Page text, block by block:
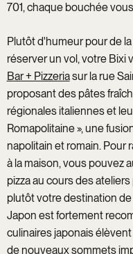
701, chaque bouchée
Plutôt d'humeur pour de
réserver un vol, votre Bixi
Bar + Pizzeriasur la rue
proposant des pâtes
régionales italiennes et
Romapolitaine », une
napolitain et romain. Pour
à la maison, vous pouvez
pizza au cours des
plutôt votre destination
Japon est fortement
culinaires japonais
de nouveaux sommets